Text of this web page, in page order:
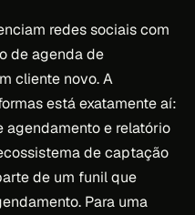
redes sociais com
de agenda de
cliente novo. A
está exatamente aí:
agendamento e relatório
de captação
de um funil que
Para uma